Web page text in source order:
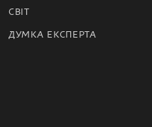
СВІТ
ДУМКА ЕКСПЕРТА